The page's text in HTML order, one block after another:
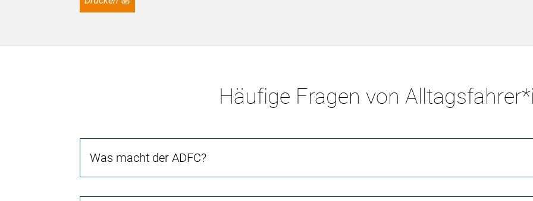
Häufige Fragen von
Was macht der ADFC?